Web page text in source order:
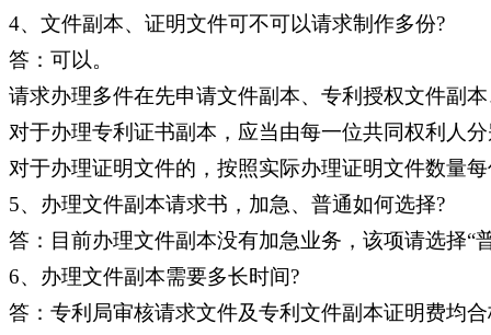
4、文件副本、证明文件可不可以请求制作多份?
答：可以。
请求办理多件在先申请文件副本、专利授权文件副
对于办理专利证书副本，应当由每一位共同权利人
对于办理证明文件的，按照实际办理证明文件数量
5、办理文件副本请求书，加急、普通如何选择?
答：目前办理文件副本没有加急业务，该项请选择“
6、办理文件副本需要多长时间?
答：专利局审核请求文件及专利文件副本证明费均